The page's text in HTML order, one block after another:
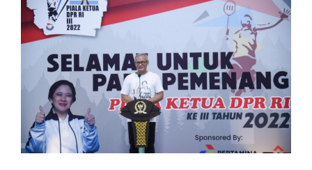
Perkuat
Infrastruktur
Labuan
Bajo”